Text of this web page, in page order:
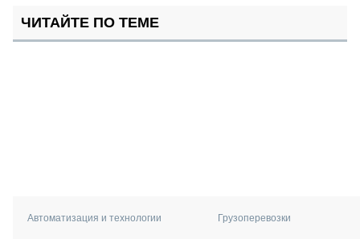
ЧИТАЙТЕ ПО ТЕМЕ
Автоматизация и технологии Грузоперевозки